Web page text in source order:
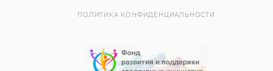
ПОЛИТИКА КОНФИДЕНЦИАЛЬНОСТИ